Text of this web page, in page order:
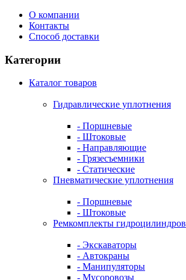
О компании
Контакты
Способ доставки
Категории
Каталог товаров
Гидравлические уплотнения
- Поршневые
- Штоковые
- Направляющие
- Грязесъемники
- Cтатические
Пневматические уплотнения
- Поршневые
- Штоковые
Ремкомплекты гидроцилиндров
- Экскаваторы
- Автокраны
- Манипуляторы
- Мусоровозы